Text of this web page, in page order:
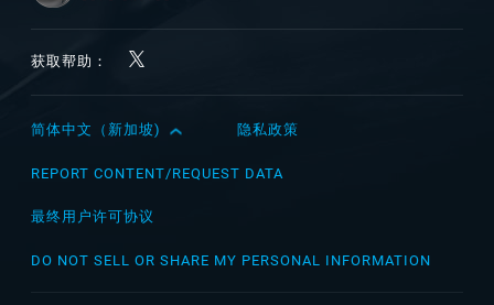
获取帮助：
English
Čeština
简体中文（新加坡) 隐私政策
REPORT CONTENT/REQUEST DATA
最终用户许可协议
DO NOT SELL OR SHARE MY PERSONAL INFORMATION